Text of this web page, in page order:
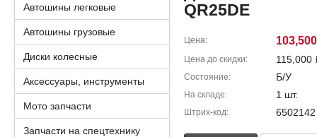
QR25DE
Цена
Цена до скидки 115,000
Состояние Б/У
На складе 1 шт.
Штрих-код 6502142
Автошины легковые
Автошины грузовые
Диски колесные
Аксессуары, инструменты
Мото запчасти
Запчасти на спецтехнику